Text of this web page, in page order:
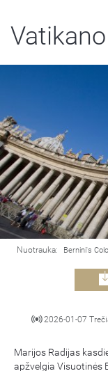
Nuotrauka: Bernini's
2026-01-07
Marijos Radijas
apžvelgia Visuotinės